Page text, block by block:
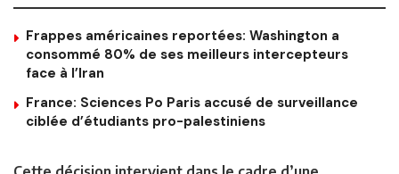
Frappes américaines reportées: Washington a
consommé 80% de ses meilleurs intercepteurs
face à l’Iran
France: Sciences Po Paris accusé de surveillance
ciblée d’étudiants pro-palestiniens